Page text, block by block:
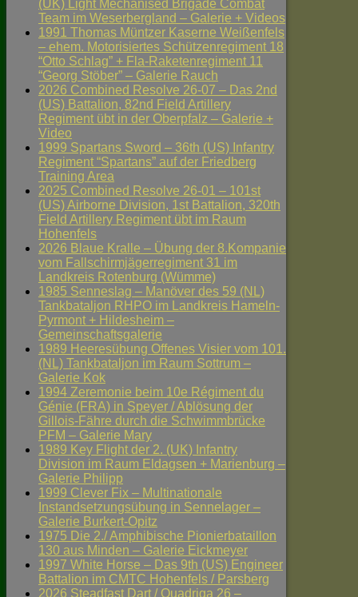
(UK) Light Mechanised Brigade Combat
Team im Weserbergland – Galerie + Videos
1991 Thomas Müntzer Kaserne Weißenfels
– ehem. Motorisiertes Schützenregiment 18
“Otto Schlag” + Fla-Raketenregiment 11
“Georg Stöber” – Galerie Rauch
2026 Combined Resolve 26-07 – Das 2nd
(US) Battalion, 82nd Field Artillery
Regiment übt in der Oberpfalz – Galerie +
Video
1999 Spartans Sword – 36th (US) Infantry
Regiment “Spartans” auf der Friedberg
Training Area
2025 Combined Resolve 26-01 – 101st
(US) Airborne Division, 1st Battalion, 320th
Field Artillery Regiment übt im Raum
Hohenfels
2026 Blaue Kralle – Übung der 8.Kompanie
vom Fallschirmjägerregiment 31 im
Landkreis Rotenburg (Wümme)
1985 Senneslag – Manöver des 59 (NL)
Tankbataljon RHPO im Landkreis Hameln-
Pyrmont + Hildesheim –
Gemeinschaftsgalerie
1989 Heeresübung Offenes Visier vom 101.
(NL) Tankbataljon im Raum Sottrum –
Galerie Kok
1994 Zeremonie beim 10e Régiment du
Génie (FRA) in Speyer / Ablösung der
Gillois-Fähre durch die Schwimmbrücke
PFM – Galerie Mary
1989 Key Flight der 2. (UK) Infantry
Division im Raum Eldagsen + Marienburg –
Galerie Philipp
1999 Clever Fix – Multinationale
Instandsetzungsübung in Sennelager –
Galerie Burkert-Opitz
1975 Die 2./ Amphibische Pionierbataillon
130 aus Minden – Galerie Eickmeyer
1997 White Horse – Das 9th (US) Engineer
Battalion im CMTC Hohenfels / Parsberg
2026 Steadfast Dart / Quadriga 26 –